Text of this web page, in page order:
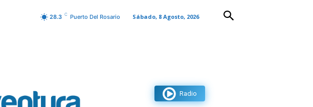
28.3 C Puerto Del Rosario Sábado, 8 Agosto, 2026
Radio